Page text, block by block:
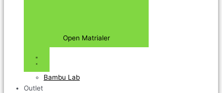
Open Matrialer
Bambu Lab
Outlet